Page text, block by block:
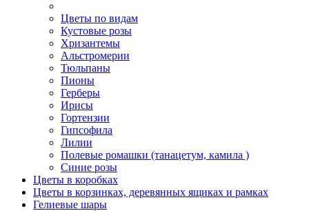
Цветы по видам
Кустовые розы
Хризантемы
Альстромерии
Тюльпаны
Пионы
Герберы
Ирисы
Гортензии
Гипсофила
Лилии
Полевые ромашки (танацетум, камила )
Синие розы
Цветы в коробках
Цветы в корзинках, деревянных ящиках и рамках
Гелиевые шары